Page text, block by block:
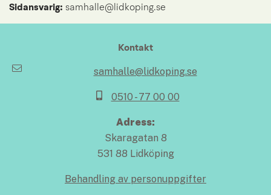
Sidansvarig: samhalle@lidkoping.se
Kontakt
samhalle@lidkoping.se
0510 - 77 00 00
Adress:
Skaragatan 8
531 88 Lidköping
Behandling av personuppgifter